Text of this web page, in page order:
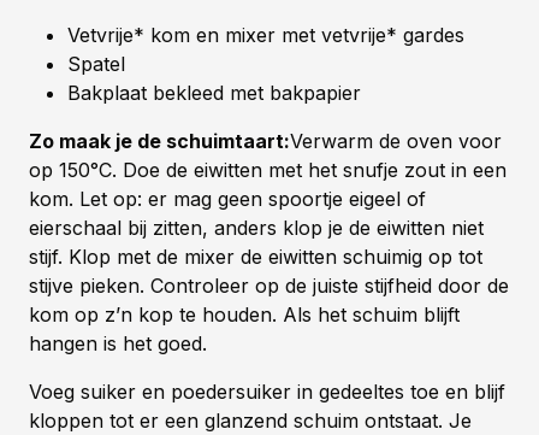
Vetvrije* kom en mixer met vetvrije* gardes
Spatel
Bakplaat bekleed met bakpapier
Zo maak je de schuimtaart:Verwarm de oven voor
op 150°C. Doe de eiwitten met het snufje zout in een
kom. Let op: er mag geen spoortje eigeel of
eierschaal bij zitten, anders klop je de eiwitten niet
stijf. Klop met de mixer de eiwitten schuimig op tot
stijve pieken. Controleer op de juiste stijfheid door de
kom op z’n kop te houden. Als het schuim blijft
hangen is het goed.
Voeg suiker en poedersuiker in gedeeltes toe en blijf
kloppen tot er een glanzend schuim ontstaat. Je